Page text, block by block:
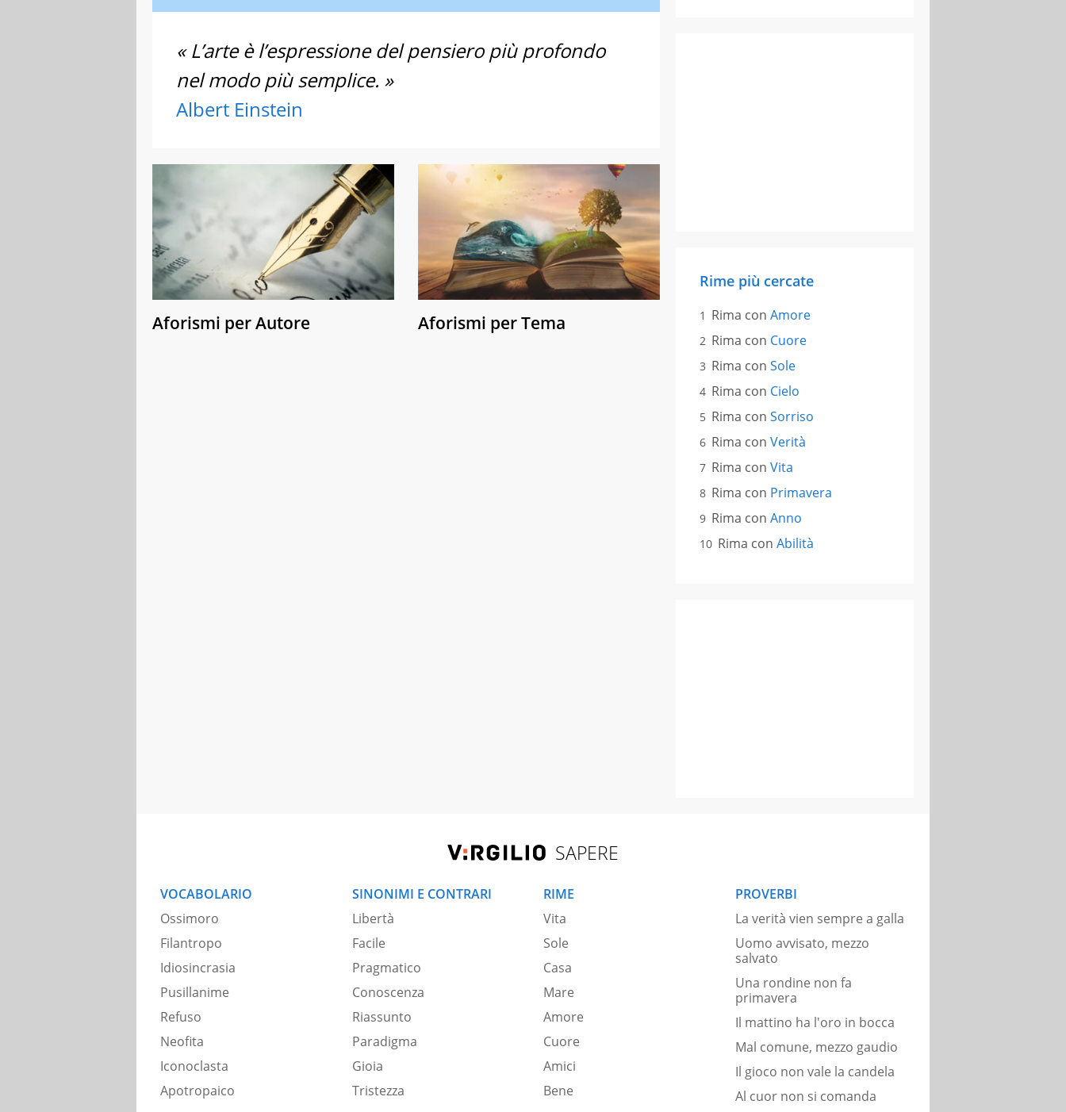
« L’arte è l’espressione del pensiero più profondo
nel modo più semplice. »
Albert Einstein
Aforismi per Autore Aforismi per Tema
Rime più cercate
Rima con Amore
Rima con Cuore
Rima con Sole
Rima con Cielo
Rima con Sorriso
Rima con Verità
Rima con Vita
Rima con Primavera
Rima con Anno
Rima con Abilità
SAPERE
VOCABOLARIO
Ossimoro
Filantropo
Idiosincrasia
Pusillanime
Refuso
Neofita
Iconoclasta
Apotropaico
SINONIMI E CONTRARI
Libertà
Facile
Pragmatico
Conoscenza
Riassunto
Paradigma
Gioia
Tristezza
RIME
Vita
Sole
Casa
Mare
Amore
Cuore
Amici
Bene
PROVERBI
La verità vien sempre a galla
Uomo avvisato, mezzo
salvato
Una rondine non fa
primavera
Il mattino ha l'oro in bocca
Mal comune, mezzo gaudio
Il gioco non vale la candela
Al cuor non si comanda